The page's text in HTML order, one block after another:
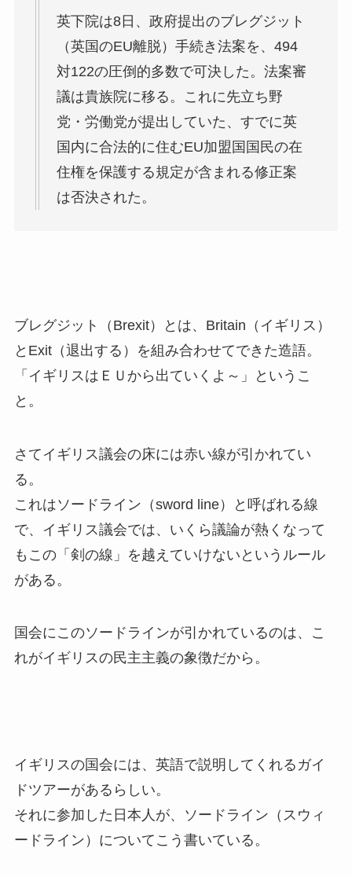
英下院は8日、政府提出のブレグジット
（英国のEU離脱）手続き法案を、494
対122の圧倒的多数で可決した。法案審
議は貴族院に移る。これに先立ち野
党・労働党が提出していた、すでに英
国内に合法的に住むEU加盟国国民の在
住権を保護する規定が含まれる修正案
は否決された。
ブレグジット（Brexit）とは、Britain（イギリス）
とExit（退出する）を組み合わせてできた造語。
「イギリスはＥＵから出ていくよ～」というこ
と。
さてイギリス議会の床には赤い線が引かれてい
る。
これはソードライン（sword line）と呼ばれる線
で、イギリス議会では、いくら議論が熱くなって
もこの「剣の線」を越えていけないというルール
がある。
国会にこのソードラインが引かれているのは、こ
れがイギリスの民主主義の象徴だから。
イギリスの国会には、英語で説明してくれるガイ
ドツアーがあるらしい。
それに参加した日本人が、ソードライン（スウィ
ードライン）についてこう書いている。